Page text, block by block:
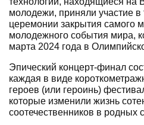
молодежи, приняли участие в
церемонии закрытия самого
молодежного события мира,
марта 2024 года в
Эпический концерт-финал
каждая в виде
героев (или героинь)
которые изменили жизнь
соотечественников в родных